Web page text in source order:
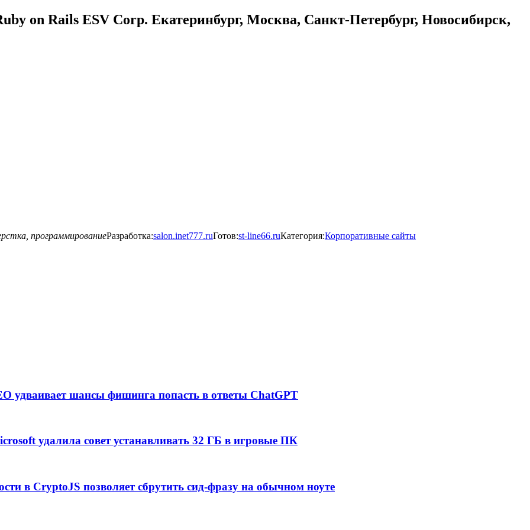
on Rails ESV Corp. Екатеринбург, Москва, Санкт-Петербург, Новосибирск,
программированиеРазработка:salon.inet777.ruГотов:st-line66.ruКатегория:Корпоративные сайты
удваивает шансы фишинга попасть в ответы ChatGPT
удалила совет устанавливать 32 ГБ в игровые ПК
в CryptoJS позволяет сбрутить сид-фразу на обычном ноуте